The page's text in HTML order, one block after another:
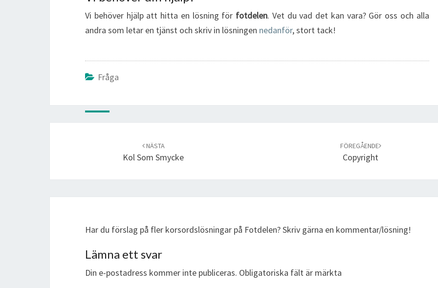
Vi behöver hjälp att hitta en lösning för fotdelen. Vet du vad det kan vara? Gör oss och alla
andra som letar en tjänst och skriv in lösningen nedanför, stort tack!
Fråga
NÄSTA
Kol Som Smycke
FÖREGÅENDE
Copyright
Har du förslag på fler korsordslösningar på Fotdelen? Skriv gärna en kommentar/lösning!
Lämna ett svar
Din e-postadress kommer inte publiceras. Obligatoriska fält är märkta